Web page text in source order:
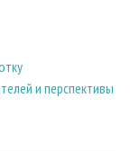
и перспективы